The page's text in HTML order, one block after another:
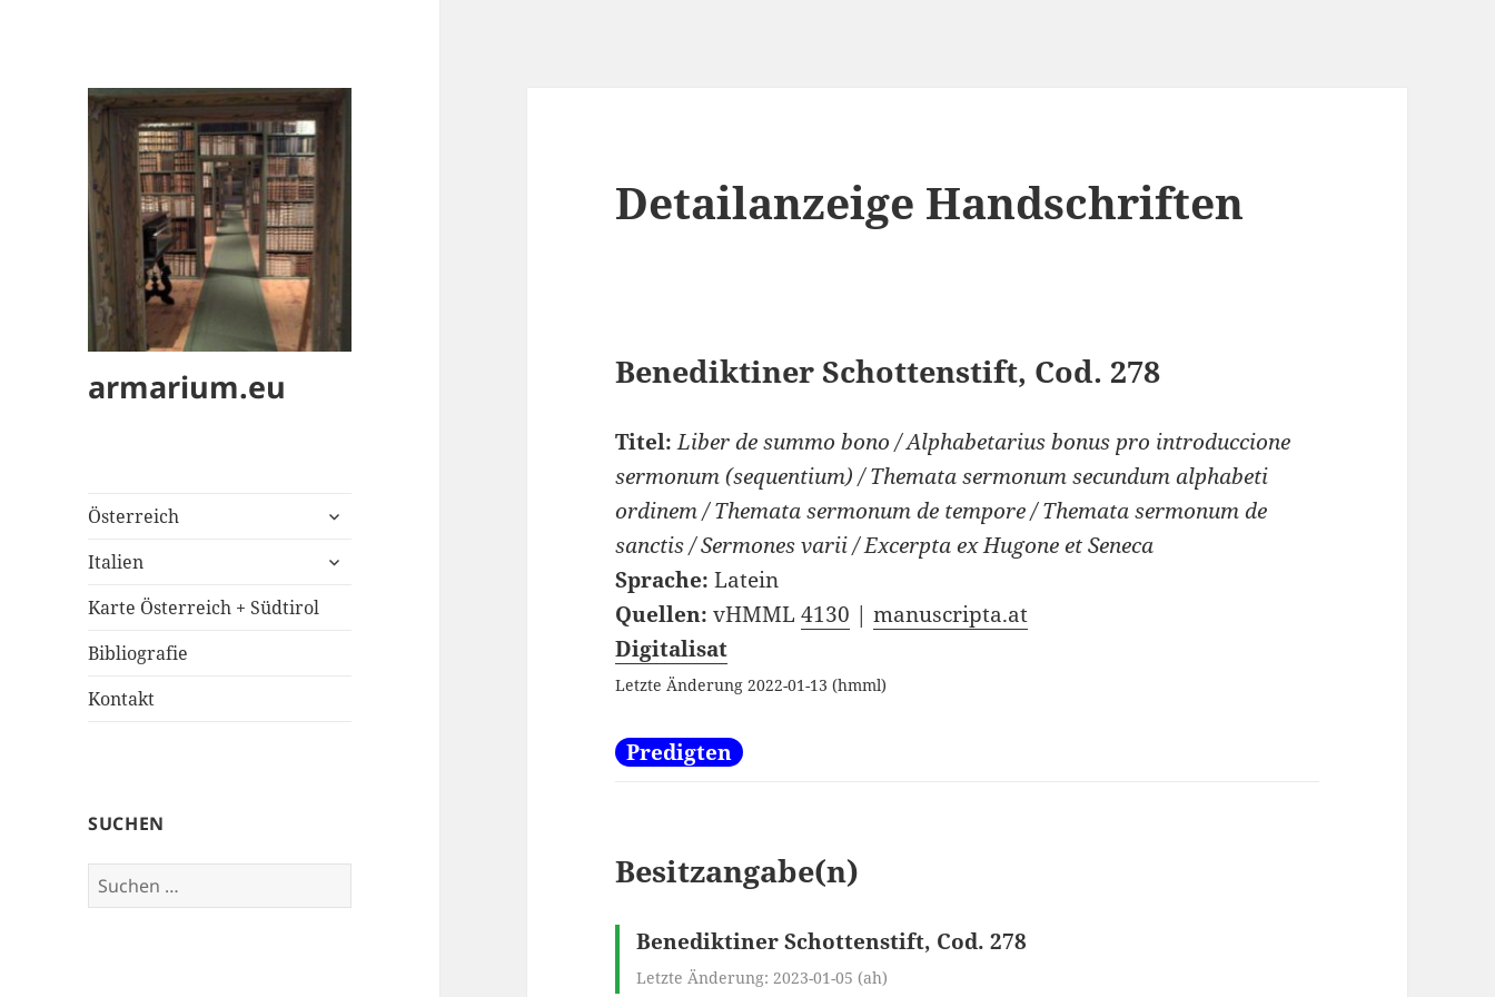
armarium.eu
Österreich
untermenü
Italien
untermenü
Karte Österreich + Südtirol
Bibliografie
Kontakt
SUCHEN
Suchen
nach:
Detailanzeige Handschriften
Benediktiner Schottenstift, Cod. 278
Titel:Liber de summo bono / Alphabetarius bonus pro introduccione
sermonum (sequentium) / Themata sermonum secundum alphabeti
ordinem / Themata sermonum de tempore / Themata sermonum de
sanctis / Sermones varii / Excerpta ex Hugone et Seneca
Sprache:Latein
Quellen:vHMML4130 |manuscripta.at
Digitalisat
Letzte Änderung 2022-01-13 (hmml)
Predigten
Besitzangabe(n)
Benediktiner Schottenstift, Cod. 278
Letzte Änderung: 2023-01-05 (ah)